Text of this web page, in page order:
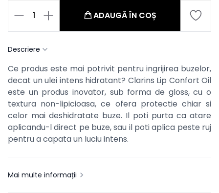
1 ADAUGĂ ÎN COȘ
Descriere
Ce produs este mai potrivit pentru ingrijirea buzelor,
decat un ulei intens hidratant? Clarins Lip Confort Oil
este un produs inovator, sub forma de gloss, cu o
textura non-lipicioasa, ce ofera protectie chiar si
celor mai deshidratate buze. Il poti purta ca atare
aplicandu-l direct pe buze, sau il poti aplica peste ruj
pentru a capata un luciu intens.
Mai multe informații